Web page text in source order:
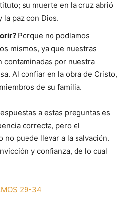
su muerte en la cruz abrió
la paz con Dios.
Porque no podíamos
mismos, ya que nuestras
contaminadas por nuestra
Al confiar en la obra de Cristo,
de su familia.
a estas preguntas es
correcta, pero el
no puede llevar a la salvación.
y confianza, de lo cual
29-34